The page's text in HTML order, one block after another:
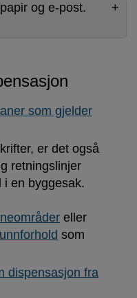
og e-post.
som gjelder
er det også
retningslinjer
i en byggesak.
eller
som
dispensasjon fra